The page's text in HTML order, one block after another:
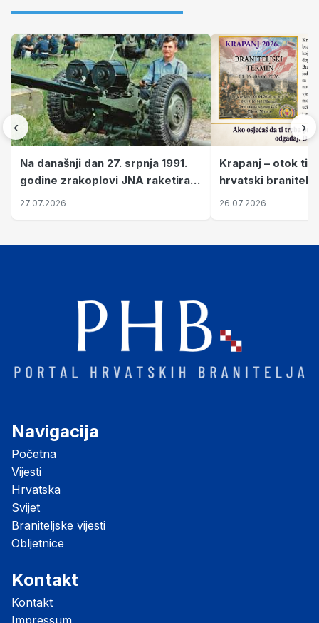
‹
Na današnji dan 27. srpnja 1991.
godine zrakoplovi JNA raketirali
su vojarnu i obučni centar "Nikola
27.07.2026
Krapanj – otok
hrvatski branitelji
pronalaze mir
26.07.2026
›
Navigacija
Početna
Vijesti
Hrvatska
Svijet
Braniteljske vijesti
Obljetnice
Kontakt
Kontakt
Impressum